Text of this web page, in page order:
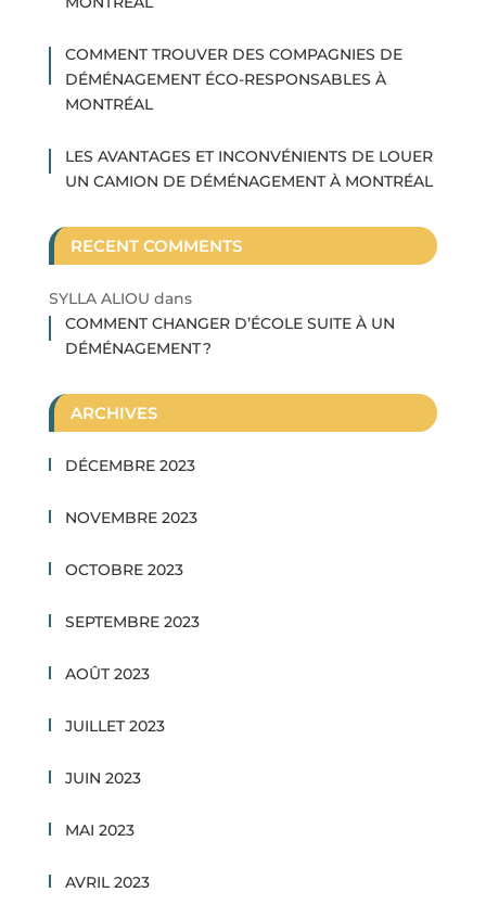
COMMENT TROUVER DES COMPAGNIES DE
DÉMÉNAGEMENT ÉCO-RESPONSABLES À
MONTRÉAL
LES AVANTAGES ET INCONVÉNIENTS DE LOUER
UN CAMION DE DÉMÉNAGEMENT À MONTRÉAL
RECENT COMMENTS
SYLLA ALIOU dans
COMMENT CHANGER D’ÉCOLE SUITE À UN
DÉMÉNAGEMENT ?
ARCHIVES
DÉCEMBRE 2023
NOVEMBRE 2023
OCTOBRE 2023
SEPTEMBRE 2023
AOÛT 2023
JUILLET 2023
JUIN 2023
MAI 2023
AVRIL 2023